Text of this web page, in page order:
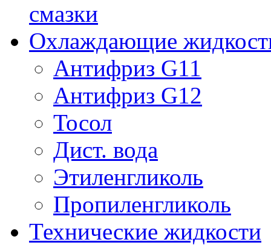
смазки
Охлаждающие
Антифриз G11
Антифриз G12
Тосол
Дист. вода
Этиленгликоль
Пропиленгликоль
Технические жидкости